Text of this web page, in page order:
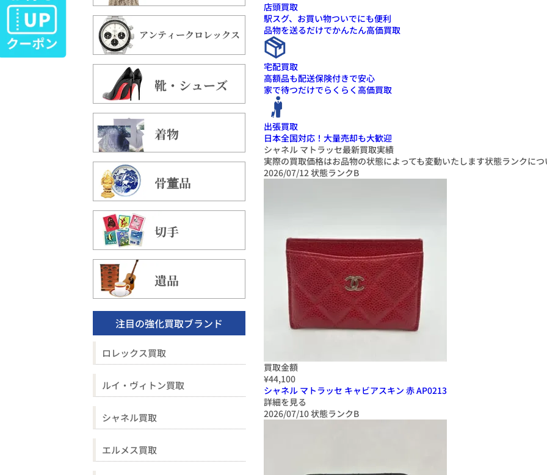
アンティークロレックス
靴・シューズ
着物
骨董品
切手
遺品
注目の強化買取ブランド
ロレックス買取
ルイ・ヴィトン買取
シャネル買取
エルメス買取
店頭買取
駅スグ、お買い物ついでにも便利
品物を送るだけでかんたん高価買取
宅配買取
高額品も配送保険付きで安心
家で待つだけでらくらく高価買取
出張買取
日本全国対応！大量売却も大歓迎
シャネル マトラッセ最新買取実績
実際の買取価格はお品物の状態によっても変動いたします状態ランクにつ
2026/07/12状態ランクB
買取金額
¥44,100
シャネル マトラッセ キャビアスキン 赤 AP0213
詳細を見る
2026/07/10状態ランクB